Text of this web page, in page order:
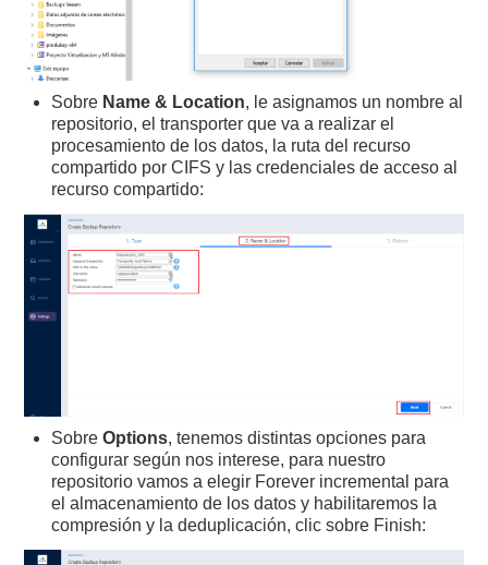
Sobre Name & Location, le asignamos un nombre al
repositorio, el transporter que va a realizar el
procesamiento de los datos, la ruta del recurso
compartido por CIFS y las credenciales de acceso al
recurso compartido:
SobreOptions, tenemos distintas opciones para
configurar según nos interese, para nuestro
repositorio vamos a elegir Forever incremental para
el almacenamiento de los datos y habilitaremos la
compresión y la deduplicación, clic sobre Finish: